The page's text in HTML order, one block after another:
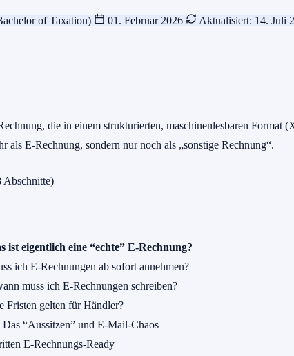
of Taxation) 01. Februar 2026 Aktualisiert: 14. Juli
die in einem strukturierten, maschinenlesbaren
als E-Rechnung, sondern nur noch als „sonstige Rechnung“.
Abschnitte)
ist eigentlich eine “echte” E-Rechnung?
ich E-Rechnungen ab sofort annehmen?
muss ich E-Rechnungen schreiben?
Fristen gelten für Händler?
Das “Aussitzen” und E-Mail-Chaos
E-Rechnungs-Ready